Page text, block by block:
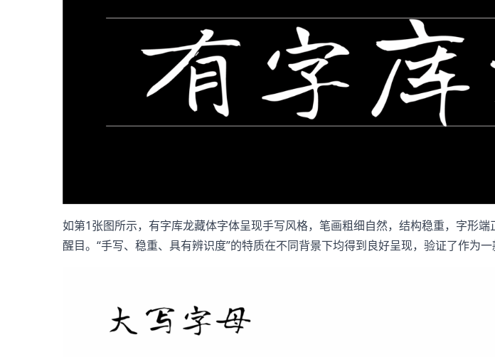
如第1张图所示，有字库龙藏体字体呈现手写风格，笔画粗细自然，结构稳重，字形
醒目。“手写、稳重、具有辨识度”的特质在不同背景下均得到良好呈现，验证了作为一